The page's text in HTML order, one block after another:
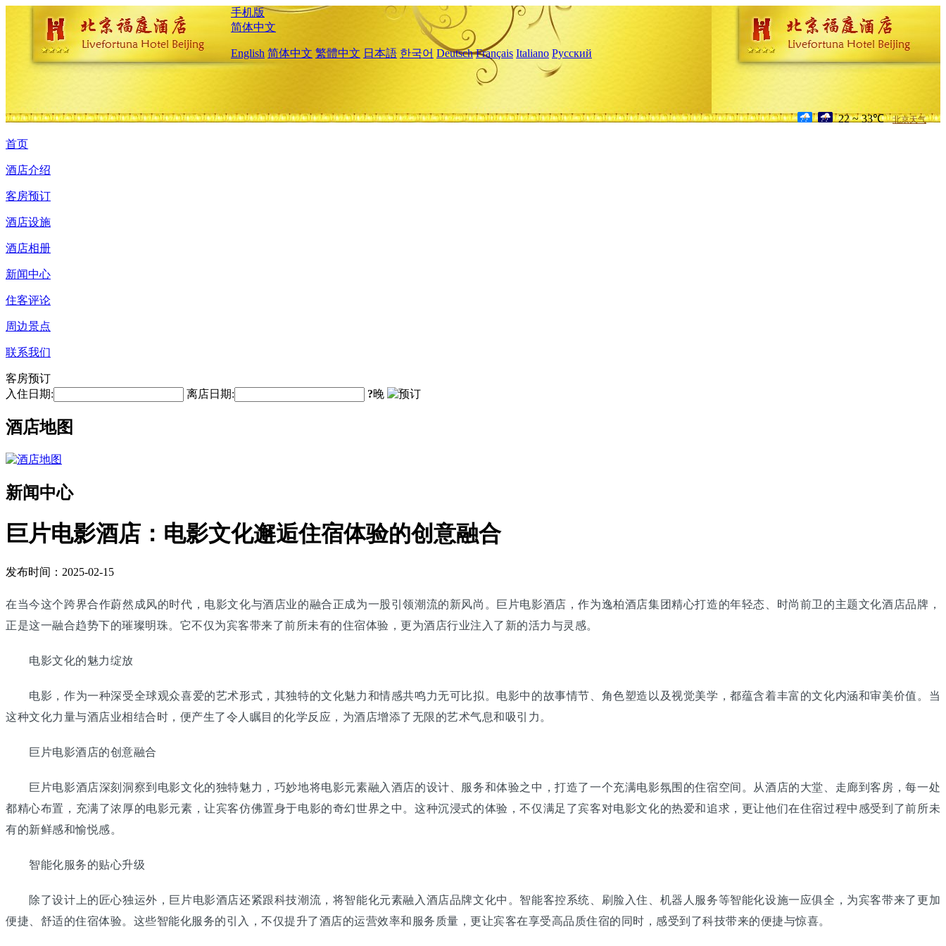
手机版
简体中文
English 简体中文 繁體中文 日本語 한국어 Deutsch Français Italiano Русский
22 ~ 33℃ 北京天气
首页
酒店介绍
客房预订
酒店设施
酒店相册
新闻中心
住客评论
周边景点
联系我们
客房预订
入住日期:
离店日期: ?晚
酒店地图
新闻中心
巨片电影酒店：电影文化邂逅住宿体验的创意融合
发布时间：2025-02-15
在当今这个跨界合作蔚然成风的时代，电影文化与酒店业的融合正成为一股引领潮流的新风尚。巨片电影酒店，作为逸柏酒店集团精心打造的年轻态、时尚前卫的主题文化酒店品牌，
正是这一融合趋势下的璀璨明珠。它不仅为宾客带来了前所未有的住宿体验，更为酒店行业注入了新的活力与灵感。
电影文化的魅力绽放
电影，作为一种深受全球观众喜爱的艺术形式，其独特的文化魅力和情感共鸣力无可比拟。电影中的故事情节、角色塑造以及视觉美学，都蕴含着丰富的文化内涵和审美价值。当
这种文化力量与酒店业相结合时，便产生了令人瞩目的化学反应，为酒店增添了无限的艺术气息和吸引力。
巨片电影酒店的创意融合
巨片电影酒店深刻洞察到电影文化的独特魅力，巧妙地将电影元素融入酒店的设计、服务和体验之中，打造了一个充满电影氛围的住宿空间。从酒店的大堂、走廊到客房，每一处
都精心布置，充满了浓厚的电影元素，让宾客仿佛置身于电影的奇幻世界之中。这种沉浸式的体验，不仅满足了宾客对电影文化的热爱和追求，更让他们在住宿过程中感受到了前所未
有的新鲜感和愉悦感。
智能化服务的贴心升级
除了设计上的匠心独运外，巨片电影酒店还紧跟科技潮流，将智能化元素融入酒店品牌文化中。智能客控系统、刷脸入住、机器人服务等智能化设施一应俱全，为宾客带来了更加
便捷、舒适的住宿体验。这些智能化服务的引入，不仅提升了酒店的运营效率和服务质量，更让宾客在享受高品质住宿的同时，感受到了科技带来的便捷与惊喜。